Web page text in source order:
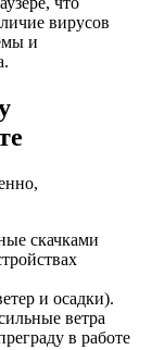
вирусов
и
скачками
и осадки).
ветра
в работе